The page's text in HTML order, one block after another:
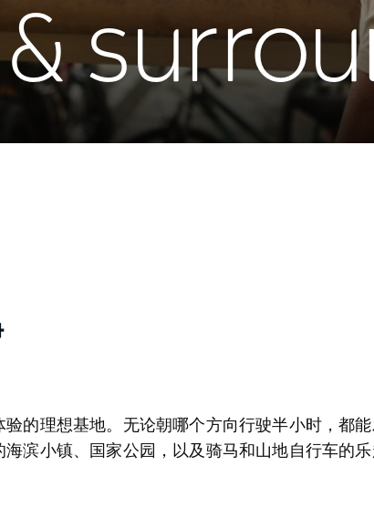
的理想基地。无论朝哪个方向行驶半小时，都
滨小镇、国家公园，以及骑马和山地自行车的乐